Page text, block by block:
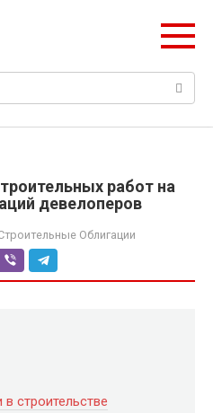
работ на
девелоперов
Облигации
строительстве